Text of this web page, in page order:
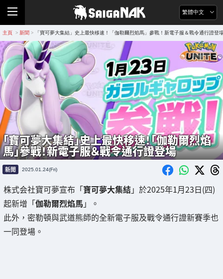
繁體中文
主頁 > 新聞 > 「寶可夢大集結」史上最快移速！「伽勒爾烈焰馬」參戰！新電子服＆戰令通行證登
「寶可夢大集結」史上最快移速！「伽勒爾烈焰
馬」參戰！新電子服＆戰令通行證登場
新聞 2025.01.24(Fri)
株式会社寶可夢宣布「寶可夢大集結」於2025年1月23日(四)
起新增「伽勒爾烈焰馬」。
此外，密勒頓與武道熊師的全新電子服及戰令通行證新賽季也
一同登場。